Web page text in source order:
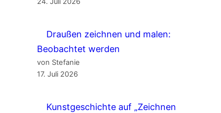
Draußen zeichnen und malen:
Beobachtet werden
von Stefanie
17. Juli 2026
Kunstgeschichte auf „Zeichnen